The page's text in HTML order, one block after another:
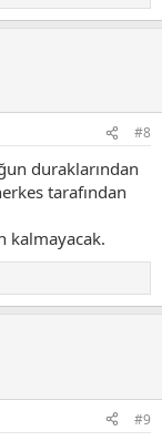
#8
duraklarından
tarafından
kalmayacak.
#9